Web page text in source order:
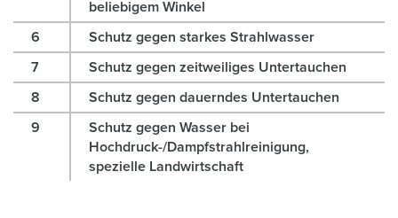
beliebigem Winkel
6 Schutz gegen starkes Strahlwasser
7 Schutz gegen zeitweiliges Untertauchen
8 Schutz gegen dauerndes Untertauchen
9
Schutz gegen Wasser bei
Hochdruck-/Dampfstrahlreinigung,
spezielle Landwirtschaft